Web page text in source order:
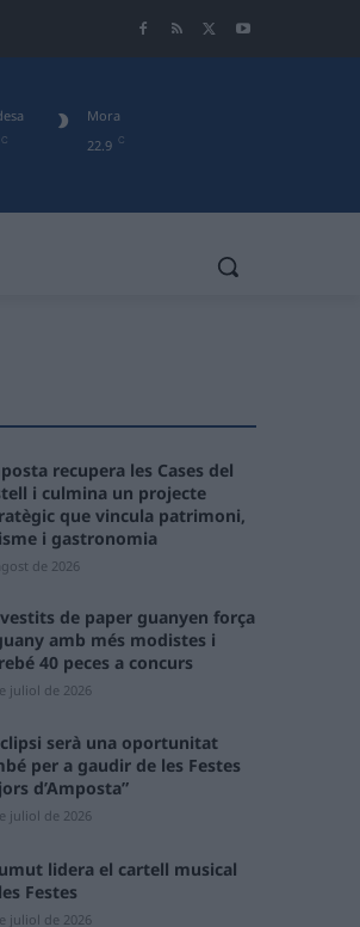
C
22.9 C
Mora
recupera les Cases del
i culmina un projecte
que vincula patrimoni,
i gastronomia
de 2026
vestits de paper guanyen força
amb més modistes i
40 peces a concurs
juliol de 2026
serà una oportunitat
per a gaudir de les Festes
d’Amposta”
juliol de 2026
lidera el cartell musical
Festes
juliol de 2026